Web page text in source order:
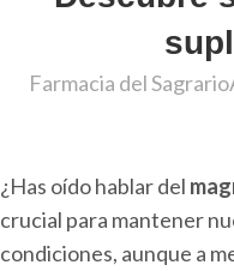
Farmacia del Sagrario
¿Has oído hablar del
crucial para mantener
condiciones, aunque a